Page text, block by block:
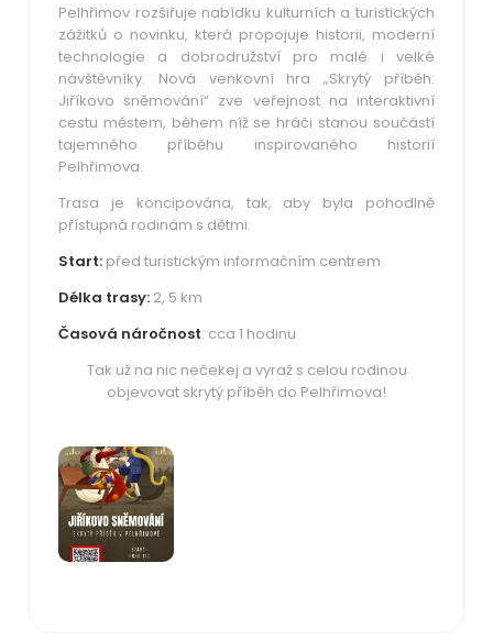
Pelhřimov rozšiřuje nabídku kulturních a turistických
zážitků o novinku, která propojuje historii, moderní
technologie a dobrodružství pro malé i velké
návštěvníky. Nová venkovní hra „Skrytý příběh:
Jiříkovo sněmování“ zve veřejnost na interaktivní
cestu městem, během níž se hráči stanou součástí
tajemného příběhu inspirovaného historií
Pelhřimova.
Trasa je koncipována, tak, aby byla pohodlně
přístupná rodinám s dětmi.
Start: před turistickým informačním centrem
Délka trasy: 2, 5 km
Časová náročnost: cca 1 hodinu
Tak už na nic nečekej a vyraž s celou rodinou
objevovat skrytý příběh do Pelhřimova!